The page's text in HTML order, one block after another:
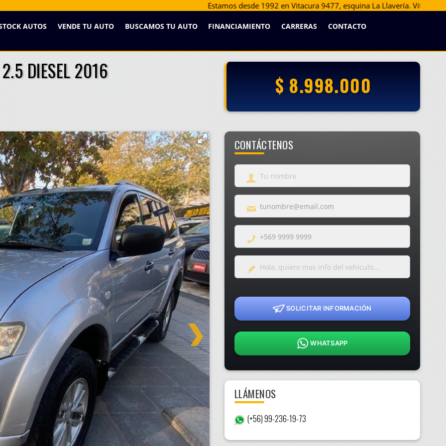
Estamos desde 1992 en Vitacura 9477, esquina La Llavería. Vitacura, Santiago. (+56 2) 2229-2254
AUTOS VENDE TU AUTO BUSCAMOS TU AUTO FINANCIAMIENTO CARRERAS CONTACTO
DIESEL 2016
$ 8.998.000
CONTÁCTENOS
SOLICITAR INFORMACIÓN
WHATSAPP
LLÁMENOS
(+56) 99-236-19-73